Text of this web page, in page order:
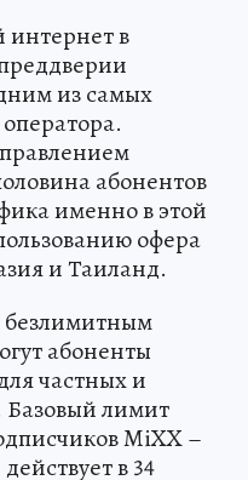
в
из самых
абонентов
именно в этой
офера
и Таиланд.
безлимитным
абоненты
частных и
Базовый лимит
MiXX –
в 34